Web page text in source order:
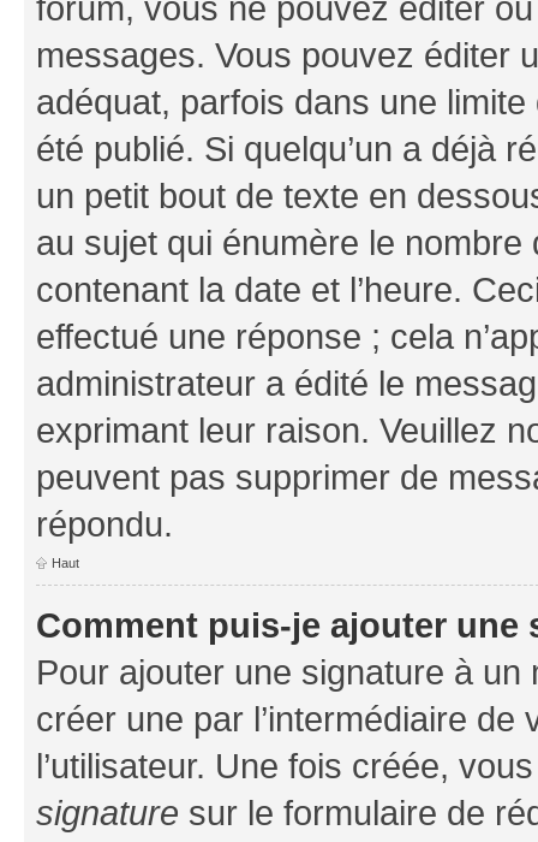
messages. Vous pouvez éditer
adéquat, parfois dans une
été publié. Si quelqu’un a déjà
un petit bout de texte en
au sujet qui énumère le nombre
contenant la date et l’heure.
effectué une réponse ; cela
administrateur a édité le
exprimant leur raison. Veuillez
peuvent pas supprimer de
répondu.
Haut
Comment puis-je ajouter une
Pour ajouter une signature à un
créer une par l’intermédiaire
l’utilisateur. Une fois créée,
signature sur le formulaire de